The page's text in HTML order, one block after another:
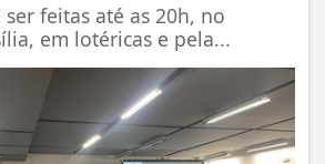
feitas até as 20h, no
em lotéricas e pela...